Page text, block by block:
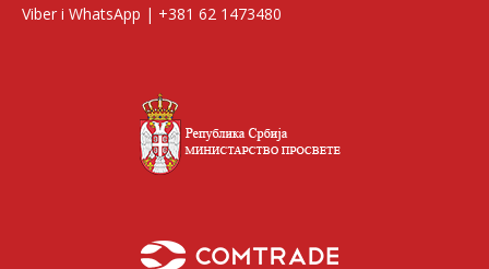
Viber i WhatsApp | +381 62 1473480